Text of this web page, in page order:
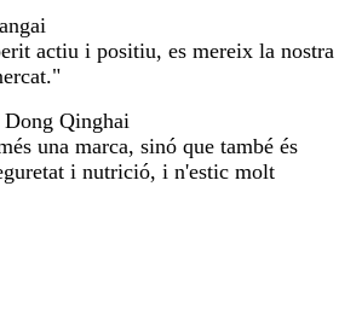
actiu i positiu, es mereix la nostra
Qinghai
una marca, sinó que també és
i nutrició, i n'estic molt